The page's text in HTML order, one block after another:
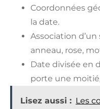
Coordonnées
la date.
Association
anneau, rose,
Date divisée en
porte une
Lisez aussi : Les